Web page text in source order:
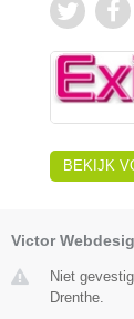
BEKIJK
Victor
Niet
Drenthe.